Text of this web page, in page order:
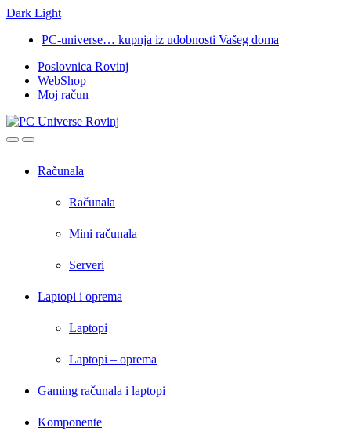
Dark Light
navigation
content
PC-universe… kupnja iz udobnosti Vašeg doma
Poslovnica Rovinj
WebShop
Moj račun
OpenClose
Računala
Računala
Mini računala
Serveri
Laptopi i oprema
Laptopi
Laptopi – oprema
Gaming računala i laptopi
Komponente